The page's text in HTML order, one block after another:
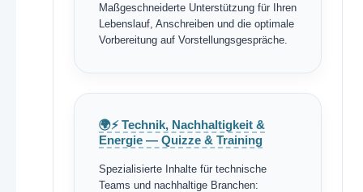
Maßgeschneiderte Unterstützung für Ihren
Lebenslauf, Anschreiben und die optimale
Vorbereitung auf Vorstellungsgespräche.
🌍⚡ Technik, Nachhaltigkeit &
Energie — Quizze & Training
Spezialisierte Inhalte für technische
Teams und nachhaltige Branchen: